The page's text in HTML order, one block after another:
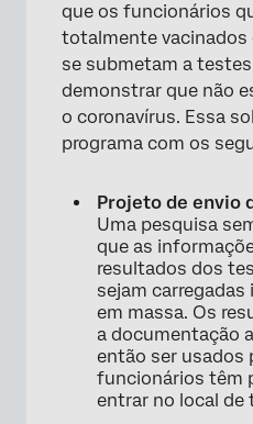
3. Preparar o arquivo
4. Upload de dados
5. Fornecer uma Lista
6. Fornecer detalhes
7. Envie um e-mail aos
o status do teste
8. Concluir a
Testing Status Gerente
Iniciando o Gerente
Editar autenticadores
que os funcionários
totalmente vacinados
se submetam a
demonstrar que não
o coronavírus. Essa
programa com os
Projeto de envio
Uma pesquisa
que as
resultados dos
sejam
em massa. Os
a documentação
então ser usados
funcionários têm
entrar no local de